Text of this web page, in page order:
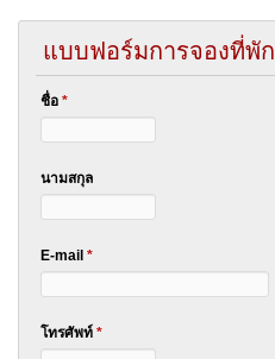
แบบฟอร์มการจองที่พัก
ชื่อ *
นามสกุล
E-mail *
โทรศัพท์ *